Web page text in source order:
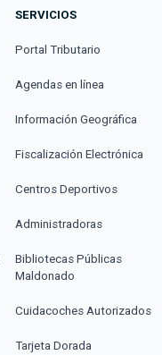
SERVICIOS
Portal Tributario
Agendas en línea
Información Geográfica
Fiscalización Electrónica
Centros Deportivos
Administradoras
Bibliotecas Públicas
Maldonado
Cuidacoches Autorizados
Tarjeta Dorada